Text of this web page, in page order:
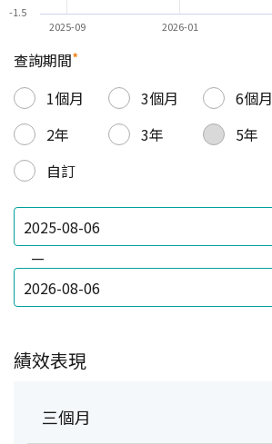
2026-01
2025-09
-1.5
查詢期間*
1個月
3個月 6個月
2年
3年 5年
自訂
—
績效表現
三個月